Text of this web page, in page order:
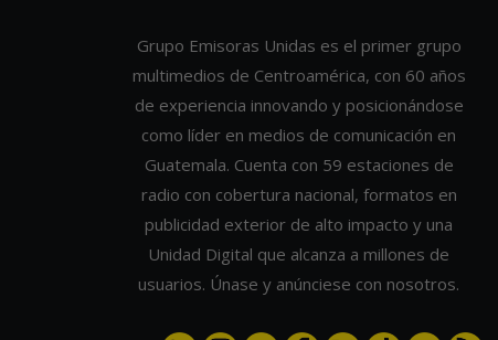
Grupo Emisoras Unidas es el primer grupo
multimedios de Centroamérica, con 60 años
de experiencia innovando y posicionándose
como líder en medios de comunicación en
Guatemala. Cuenta con 59 estaciones de
radio con cobertura nacional, formatos en
publicidad exterior de alto impacto y una
Unidad Digital que alcanza a millones de
usuarios. Únase y anúnciese con nosotros.